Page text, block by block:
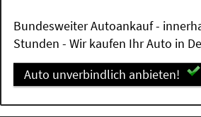
Bundesweiter Autoankauf -
Stunden - Wir kaufen Ihr Auto in
Auto unverbindlich anbieten!